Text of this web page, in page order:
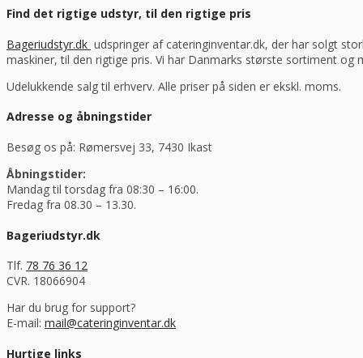
Find det rigtige udstyr, til den rigtige pris
Bageriudstyr.dk udspringer af cateringinventar.dk, der har solgt
maskiner, til den rigtige pris. Vi har Danmarks største sortiment
Udelukkende salg til erhverv. Alle priser på siden er ekskl. moms.
Adresse og åbningstider
Besøg os på: Rømersvej 33, 7430 Ikast
Åbningstider:
Mandag til torsdag fra 08:30 – 16:00.
Fredag fra 08.30 – 13.30.
Bageriudstyr.dk
Tlf. 78 76 36 12
CVR. 18066904
Har du brug for support?
E-mail: mail@cateringinventar.dk
Hurtige links